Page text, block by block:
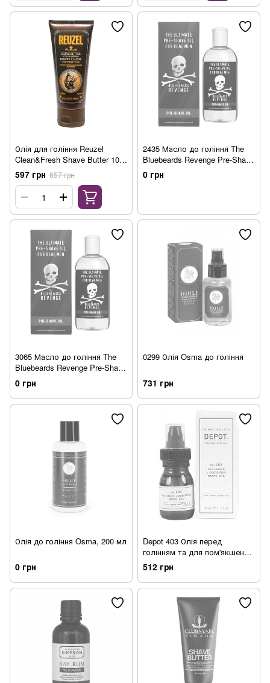
Олія для гоління Reuzel
Clean&Fresh Shave Butter 100
мл
597 грн 657 грн
2435 Масло до гоління The
Bluebeards Revenge Pre-Shave
Oil, 125 мл
0 грн
3065 Масло до гоління The
Bluebeards Revenge Pre-Shave
Oil, 250мл
0 грн
0299 Олія Osma до гоління
731 грн
Олія до гоління Osma, 200 мл
0 грн
Depot 403 Олія перед
голінням та для пом'якшення
бороди 30 мл
512 грн